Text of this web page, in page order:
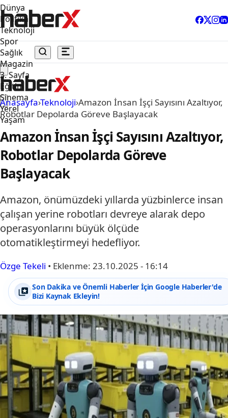
Dünya
Politika
Teknoloji
Spor
Sağlık
Magazin
3. Sayfa
Eğitim
Sinema
Yerel
Yaşam
Anasayfa›Teknoloji›Amazon İnsan İşçi Sayısını Azaltıyor,
Robotlar Depolarda Göreve Başlayacak
Amazon İnsan İşçi Sayısını Azaltıyor,
Robotlar Depolarda Göreve
Başlayacak
Amazon, önümüzdeki yıllarda yüzbinlerce insan
çalışan yerine robotları devreye alarak depo
operasyonlarını büyük ölçüde
otomatikleştirmeyi hedefliyor.
Özge Tekeli • Eklenme: 23.10.2025 - 16:14
Son Dakika ve Önemli Haberler İçin Google Haberler'de
Bizi Kaynak Ekleyin!